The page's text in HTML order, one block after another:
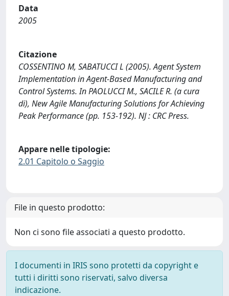
Data
2005
Citazione
COSSENTINO M, SABATUCCI L (2005). Agent System
Implementation in Agent-Based Manufacturing and
Control Systems. In PAOLUCCI M., SACILE R. (a cura
di), New Agile Manufacturing Solutions for Achieving
Peak Performance (pp. 153-192). NJ : CRC Press.
Appare nelle tipologie:
2.01 Capitolo o Saggio
File in questo prodotto:
Non ci sono file associati a questo prodotto.
I documenti in IRIS sono protetti da copyright e
tutti i diritti sono riservati, salvo diversa
indicazione.